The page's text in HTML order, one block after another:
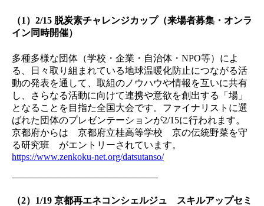
（1）2/15 脱炭素チャレンジカップ（来場者募集・オンラ
イン同時開催）
多種多様な団体（学校・企業・⾃治体・NPO等）によ
る、⽇々取り組まれている地球温暖化防⽌につながる活
動の発表を通して、取組のノウハウや情報を互いに共有
し、さらなる活動に向けて連携や意欲を創出する「場」
となることを⽬指た全国⼤会です。ファイナリストに選
ばれた団体のプレゼンテーションが2/15に行われます。
京都府からは 京都府立桂高等学校 京の伝統野菜を守
る研究班 がエントリーされています。
https://www.zenkoku-net.org/datsutanso/
———————————————–
（2）1/19 京都再エネコンシェルジュ スキルアップセミ